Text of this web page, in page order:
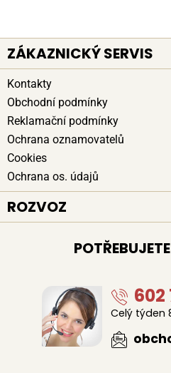
ZÁKAZNICKÝ SERVIS
Kontakty
Obchodní podmínky
Reklamační podmínky
Ochrana oznamovatelů
Cookies
Ochrana os. údajů
ROZVOZ
Bezpečné doručení
602
Celý týden